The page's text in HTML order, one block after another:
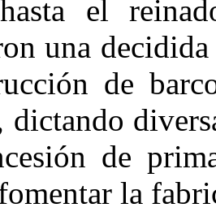
el
una
de
dictando
de
la